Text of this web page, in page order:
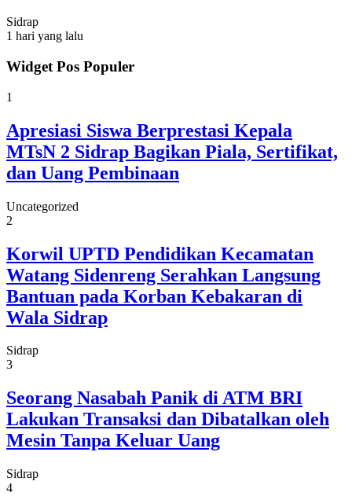
Sidrap
1 hari yang lalu
Widget Pos Populer
1
Apresiasi Siswa Berprestasi Kepala
MTsN 2 Sidrap Bagikan Piala, Sertifikat,
dan Uang Pembinaan
Uncategorized
2
Korwil UPTD Pendidikan Kecamatan
Watang Sidenreng Serahkan Langsung
Bantuan pada Korban Kebakaran di
Wala Sidrap
Sidrap
3
Seorang Nasabah Panik di ATM BRI
Lakukan Transaksi dan Dibatalkan oleh
Mesin Tanpa Keluar Uang
Sidrap
4